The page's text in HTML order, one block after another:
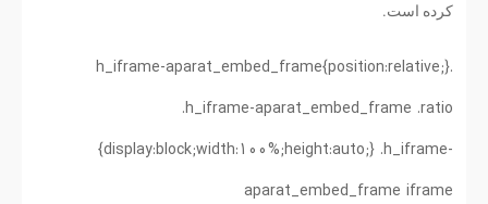
کرده است.
.h_iframe-aparat_embed_frame{position:relative;}
.h_iframe-aparat_embed_frame .ratio
{display:block;width:100%;height:auto;} .h_iframe-
aparat_embed_frame iframe